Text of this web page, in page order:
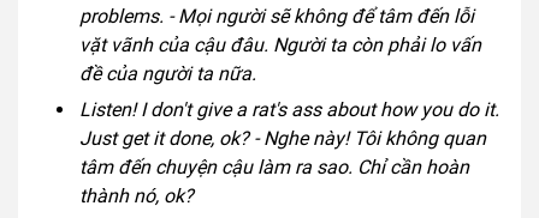
problems. - Mọi người sẽ không để tâm đến lỗi
vặt vãnh của cậu đâu. Người ta còn phải lo vấn
đề của người ta nữa.
Listen! I don't give a rat's ass about how you do it.
Just get it done, ok? - Nghe này! Tôi không quan
tâm đến chuyện cậu làm ra sao. Chỉ cần hoàn
thành nó, ok?